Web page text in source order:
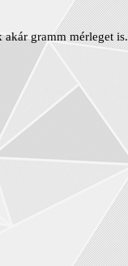
gramm mérleget is.